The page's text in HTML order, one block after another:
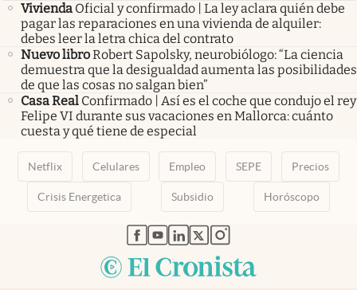
Vivienda Oficial y confirmado | La ley aclara quién debe
pagar las reparaciones en una vivienda de alquiler:
debes leer la letra chica del contrato
Nuevo libroRobert Sapolsky, neurobiólogo: “La ciencia
demuestra que la desigualdad aumenta las posibilidades
de que las cosas no salgan bien”
Casa Real Confirmado | Así es el coche que condujo el rey
Felipe VI durante sus vacaciones en Mallorca: cuánto
cuesta y qué tiene de especial
Netflix Celulares Empleo SEPE Precios
Crisis Energetica Subsidio Horóscopo
abre en nueva pestaña
abre en nueva pestaña
abre en nueva pestaña
abre en nueva pestaña
abre en nueva pestaña